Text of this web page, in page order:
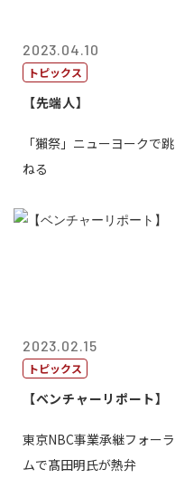
2023.04.10
トピックス
【先端人】
「獺祭」ニューヨークで跳
ねる
2023.02.15
トピックス
【ベンチャーリポート】
東京NBC事業承継フォーラ
ムで髙田明氏が熱弁